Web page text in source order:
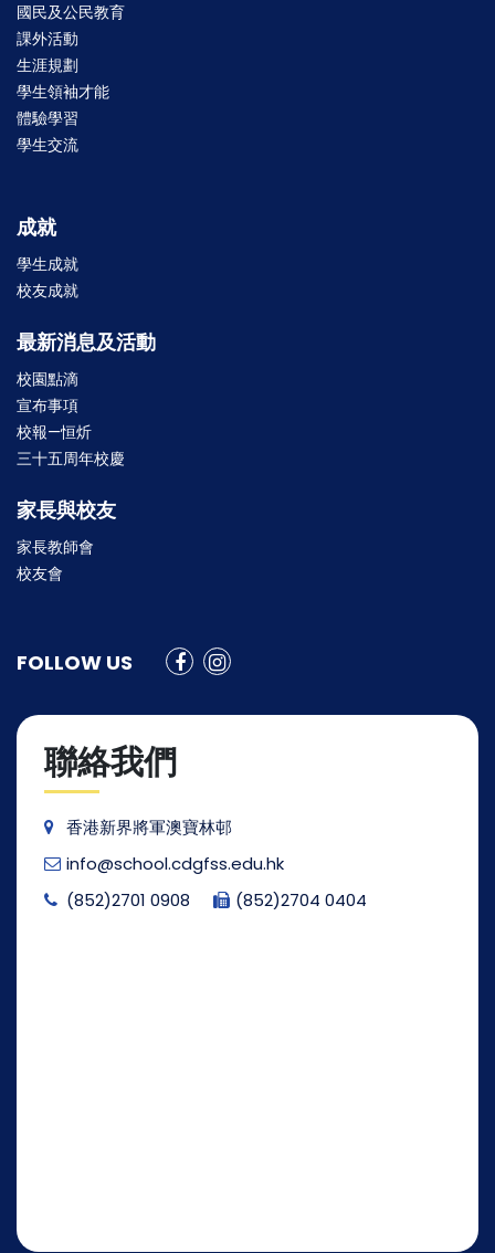
國民及公民教育
課外活動
生涯規劃
學生領袖才能
體驗學習
學生交流
成就
學生成就
校友成就
最新消息及活動
校園點滴
宣布事項
校報—恒炘
三十五周年校慶
家長與校友
家長教師會
校友會
FOLLOW US
聯絡我們
香港新界將軍澳寶林邨
info@school.cdgfss.edu.hk
(852)2701 0908
(852)2704 0404